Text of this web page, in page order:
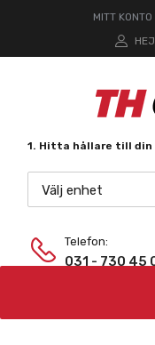
MITT KONTO
HEJ.
1. Hitta hållare till din
Välj enhet
Telefon:
031 - 730 45